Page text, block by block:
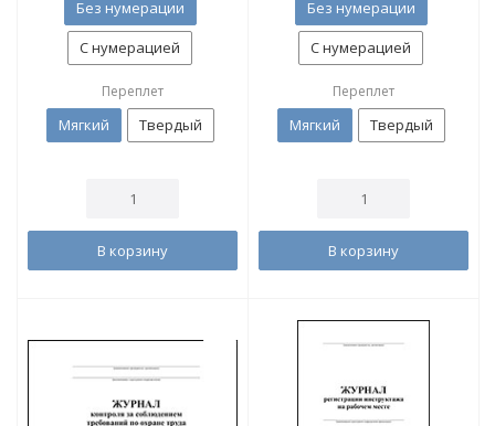
Без нумерации
С нумерацией
Переплет
Мягкий Твердый
В корзину
Без нумерации
С нумерацией
Переплет
Мягкий Твердый
В корзину